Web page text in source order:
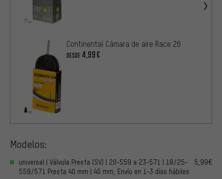
Continental Cámara de aire Race 26
DESDE 4,99€
Modelos:
universal | Válvula Presta (SV) | 20-559 a 23-571 | 18/25-
559/571 Presta 40 mm | 40 mm, Envío en 1-3 días hábiles
5,99€